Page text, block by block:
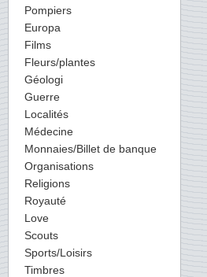
Pompiers
Europa
Films
Fleurs/plantes
Géologi
Guerre
Localités
Médecine
Monnaies/Billet de banque
Organisations
Religions
Royauté
Love
Scouts
Sports/Loisirs
Timbres